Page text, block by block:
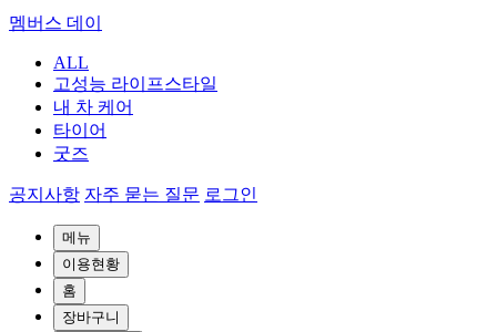
멤버스 데이
ALL
고성능 라이프스타일
내 차 케어
타이어
굿즈
공지사항 자주 묻는 질문 로그인
메뉴
이용현황
홈
장바구니